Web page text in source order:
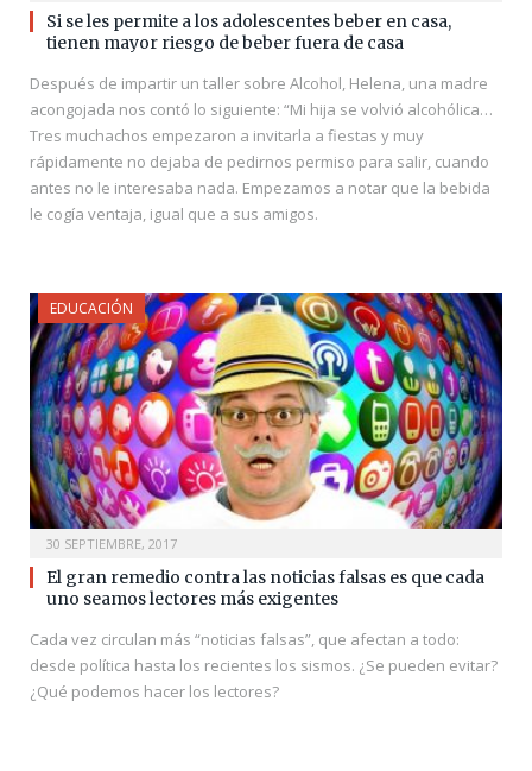
Si se les permite a los adolescentes beber en casa,
tienen mayor riesgo de beber fuera de casa
Después de impartir un taller sobre Alcohol, Helena, una madre
acongojada nos contó lo siguiente: “Mi hija se volvió alcohólica…
Tres muchachos empezaron a invitarla a fiestas y muy
rápidamente no dejaba de pedirnos permiso para salir, cuando
antes no le interesaba nada. Empezamos a notar que la bebida
le cogía ventaja, igual que a sus amigos.
EDUCACIÓN
30 SEPTIEMBRE, 2017
El gran remedio contra las noticias falsas es que cada
uno seamos lectores más exigentes
Cada vez circulan más “noticias falsas”, que afectan a todo:
desde política hasta los recientes los sismos. ¿Se pueden evitar?
¿Qué podemos hacer los lectores?